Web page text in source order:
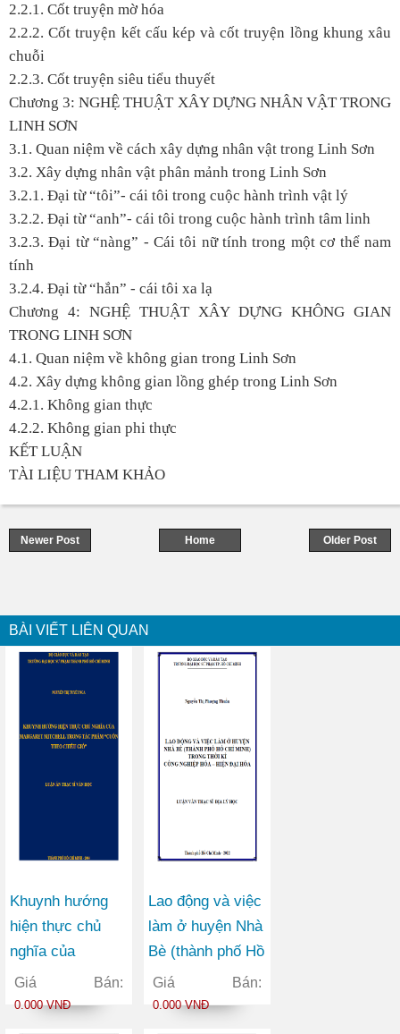
2.2.1. Cốt truyện mờ hóa
2.2.2. Cốt truyện kết cấu kép và cốt truyện lồng khung xâu
chuỗi
2.2.3. Cốt truyện siêu tiểu thuyết
Chương 3: NGHỆ THUẬT XÂY DỰNG NHÂN VẬT TRONG
LINH SƠN
3.1. Quan niệm về cách xây dựng nhân vật trong Linh Sơn
3.2. Xây dựng nhân vật phân mảnh trong Linh Sơn
3.2.1. Đại từ “tôi”- cái tôi trong cuộc hành trình vật lý
3.2.2. Đại từ “anh”- cái tôi trong cuộc hành trình tâm linh
3.2.3. Đại từ “nàng” - Cái tôi nữ tính trong một cơ thể nam
tính
3.2.4. Đại từ “hắn” - cái tôi xa lạ
Chương 4: NGHỆ THUẬT XÂY DỰNG KHÔNG GIAN
TRONG LINH SƠN
4.1. Quan niệm về không gian trong Linh Sơn
4.2. Xây dựng không gian lồng ghép trong Linh Sơn
4.2.1. Không gian thực
4.2.2. Không gian phi thực
KẾT LUẬN
TÀI LIỆU THAM KHẢO
Newer Post Older Post
Home
BÀI VIẾT LIÊN QUAN
Khuynh hướng
hiện thực chủ
nghĩa của
Margaret Mitchell
trong tác phẩm
Giá Bán:
0.000 VNĐ
Lao động và việc
làm ở huyện Nhà
Bè (thành phố Hồ
Chí Minh) trong
thời kì công
Giá Bán:
0.000 VNĐ